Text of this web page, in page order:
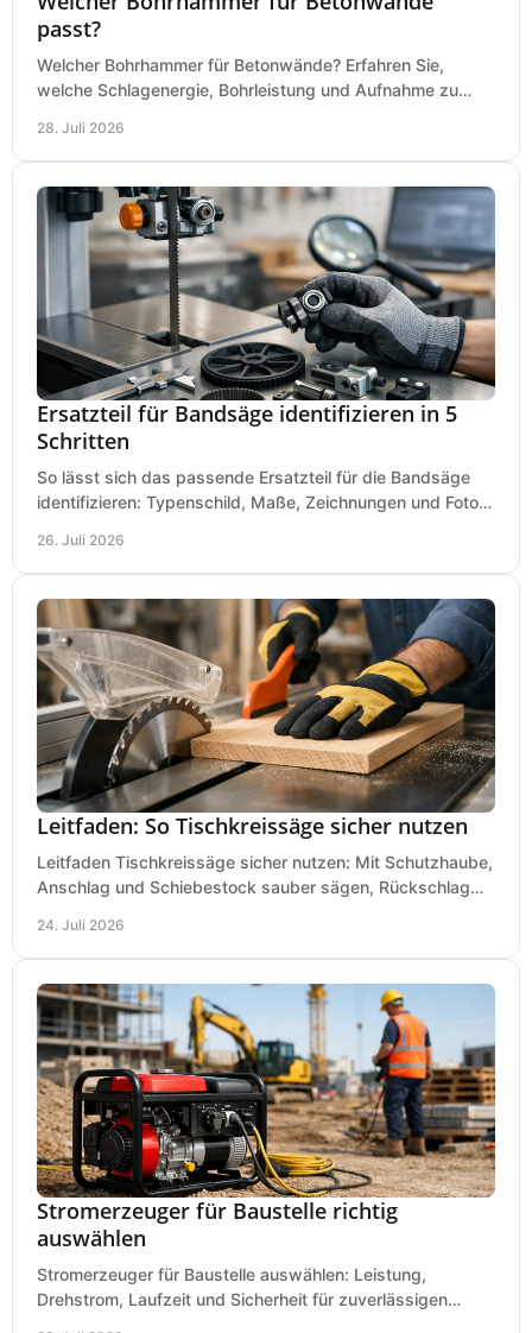
passt?
Welcher Bohrhammer für Betonwände? Erfahren Sie,
welche Schlagenergie, Bohrleistung und Aufnahme zu
28. Juli 2026
Ersatzteil für Bandsäge identifizieren in 5
Schritten
So lässt sich das passende Ersatzteil für die Bandsäge
identifizieren: Typenschild, Maße, Zeichnungen und Fotos
26. Juli 2026
Leitfaden: So Tischkreissäge sicher nutzen
Leitfaden Tischkreissäge sicher nutzen: Mit Schutzhaube,
Anschlag und Schiebestock sauber sägen, Rückschlag
24. Juli 2026
Stromerzeuger für Baustelle richtig
auswählen
Stromerzeuger für Baustelle auswählen: Leistung,
Drehstrom, Laufzeit und Sicherheit für zuverlässigen